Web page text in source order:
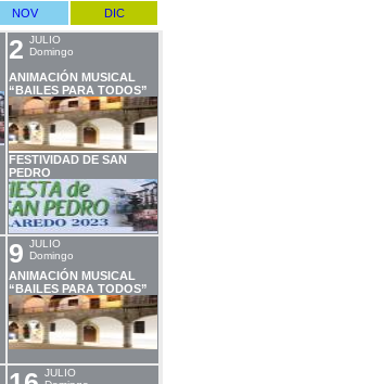
NOV DIC
2 JULIO
Domingo
ANIMACIÓN MUSICAL
“BAILES PARA TODOS”
FESTIVIDAD DE SAN
PEDRO
9 JULIO
Domingo
ANIMACIÓN MUSICAL
“BAILES PARA TODOS”
JULIO